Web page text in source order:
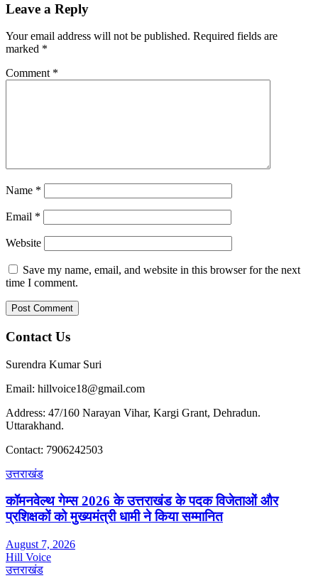
Leave a Reply
Your email address will not be published. Required fields are
marked *
Comment *
Name *
Email *
Website
Save my name, email, and website in this browser for the next
time I comment.
Contact Us
Surendra Kumar Suri
Email: hillvoice18@gmail.com
Address: 47/160 Narayan Vihar, Kargi Grant, Dehradun.
Uttarakhand.
Contact: 7906242503
उत्तराखंड
कॉमनवेल्थ गेम्स 2026 के उत्तराखंड के पदक विजेताओं और
प्रशिक्षकों को मुख्यमंत्री धामी ने किया सम्मानित
August 7, 2026
Hill Voice
उत्तराखंड